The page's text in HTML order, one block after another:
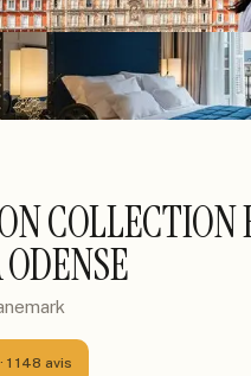
COLLECTION
· 1 148 avis